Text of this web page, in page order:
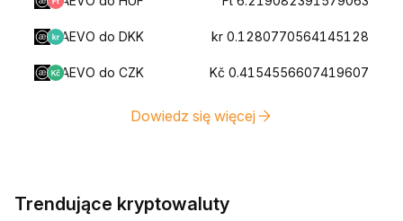
AEVO do DKK kr 0.1280770564145128
AEVO do CZK Kč 0.4154556607419607
Dowiedz się więcej
Trendujące kryptowaluty